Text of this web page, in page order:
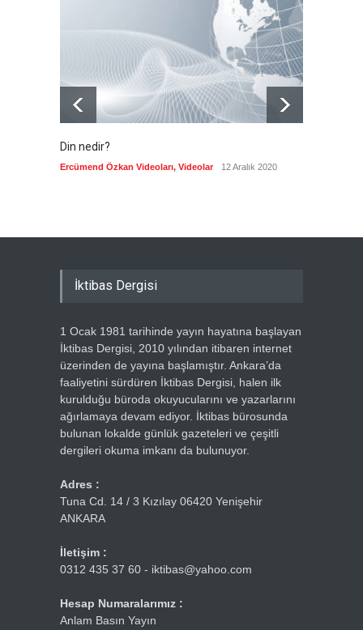
ve NATO üyeliği
7 Ağustos 2026
Din nedir?
Ercümend Özkan Videoları, Videolar 12 Aralık 2020
İktibas Dergisi
1 Ocak 1981 tarihinde yayın hayatına başlayan
İktibas Dergisi, 2010 yılından itibaren internet
üzerinden de yayına başlamıştır. Ankara’da
faaliyetini sürdüren İktibas Dergisi, halen ilk
kurulduğu büroda okuyucularını ve yazarlarını
ağırlamaya devam ediyor. İktibas bürosunda
bulunan lokalde günlük gazeteleri ve çeşitli
dergileri okuma imkanı da bulunuyor.
Adres :
Tuna Cd. 14 / 3 Kızılay 06420 Yenişehir
ANKARA
İletişim :
0312 435 37 60 - iktibas@yahoo.com
Hesap Numaralarımız :
Anlam Basın Yayın